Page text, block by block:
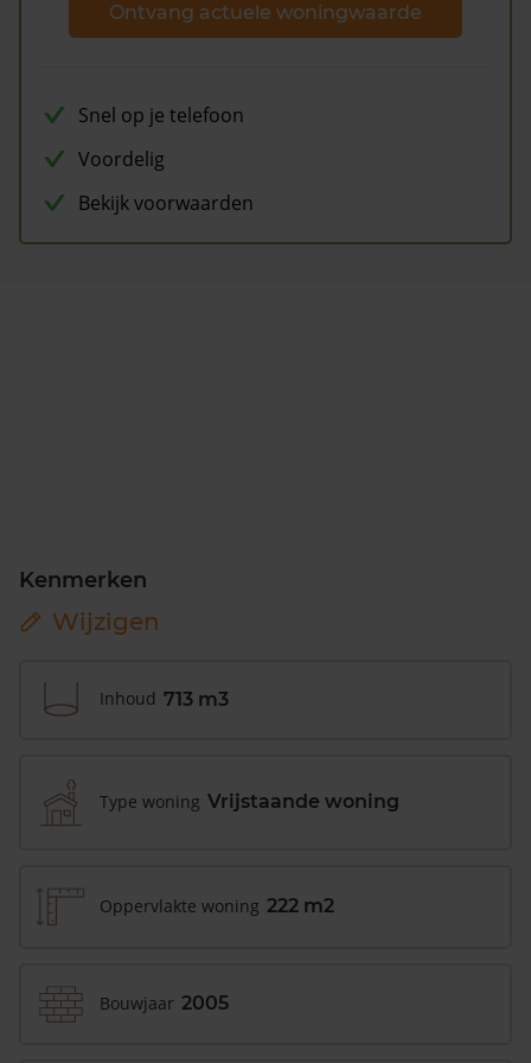
Ontvang actuele woningwaarde
Snel op je telefoon
Voordelig
Bekijk voorwaarden
Kenmerken
Wijzigen
Inhoud 713 m3
Type woning Vrijstaande woning
Oppervlakte woning 222 m2
Bouwjaar 2005